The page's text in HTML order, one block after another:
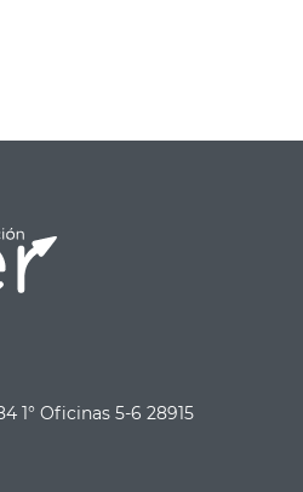
1° Oficinas 5-6 28915